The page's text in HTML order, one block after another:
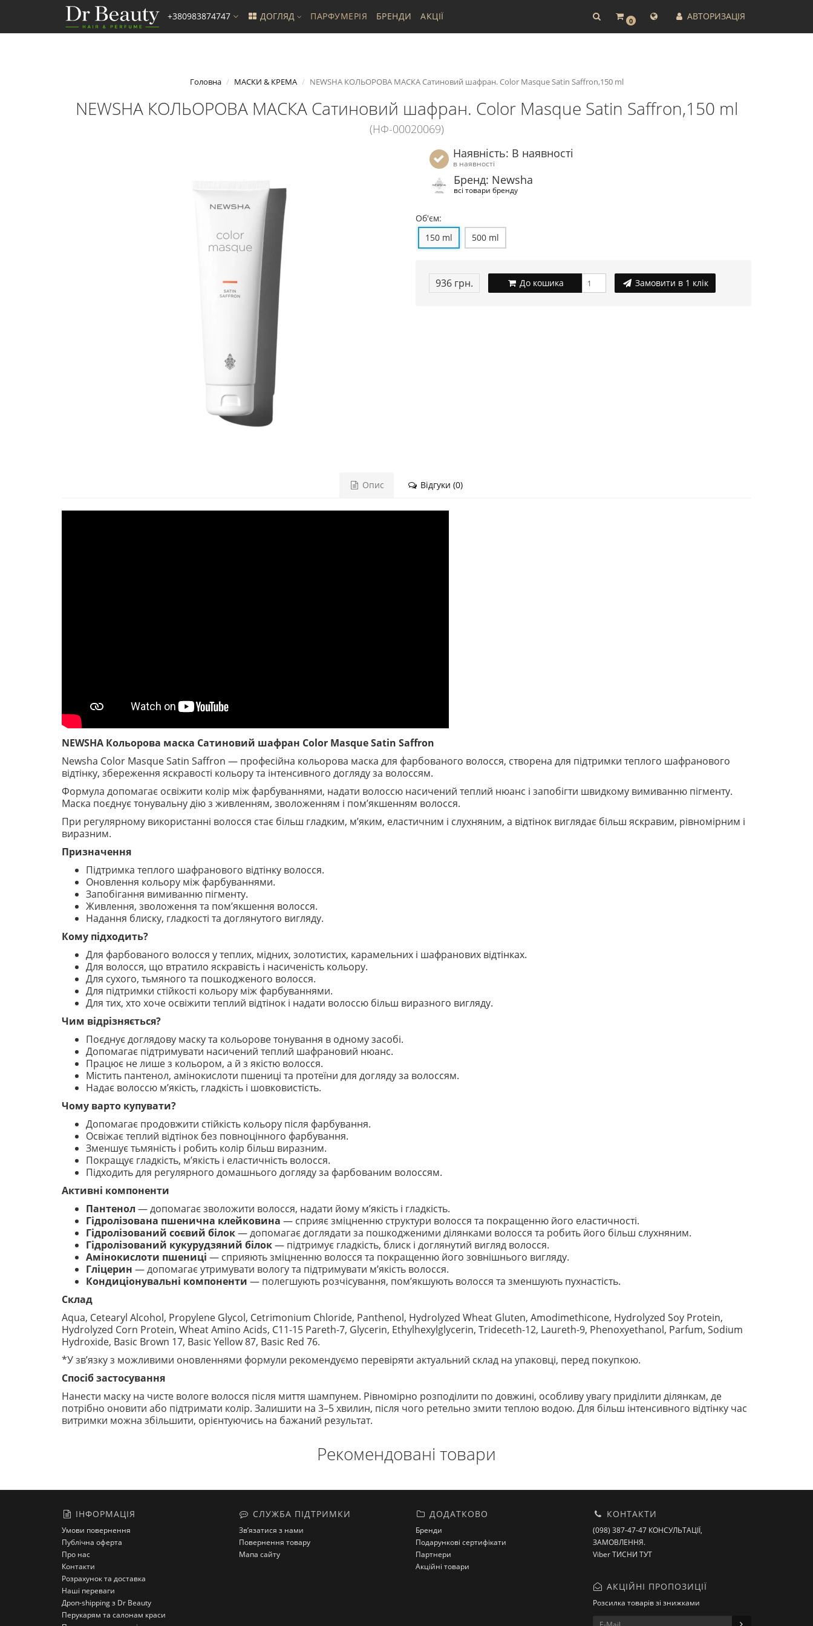
0 АВТОРИЗАЦІЯ
+380983874747 ДОГЛЯД ПАРФУМЕРІЯ БРЕНДИ АКЦІЇ
Головна МАСКИ & КРЕМА NEWSHA КОЛЬОРОВА МАСКА Сатиновий шафран. Color Masque Satin Saffron,150 ml
NEWSHA КОЛЬОРОВА МАСКА Сатиновий шафран. Color Masque Satin Saffron,150 ml
(НФ-00020069)
Наявність: В наявності
в наявності
Бренд: Newsha
всі товари бренду
Об'єм:
150 ml
500 ml
936 грн. До кошика Замовити в 1 клік
Опис Відгуки (0)
NEWSHA Кольорова маска Сатиновий шафран Color Masque Satin Saffron
Newsha Color Masque Satin Saffron — професійна кольорова маска для фарбованого волосся, створена для підтримки теплого шафранового
відтінку, збереження яскравості кольору та інтенсивного догляду за волоссям.
Формула допомагає освіжити колір між фарбуваннями, надати волоссю насичений теплий нюанс і запобігти швидкому вимиванню пігменту.
Маска поєднує тонувальну дію з живленням, зволоженням і пом’якшенням волосся.
При регулярному використанні волосся стає більш гладким, м’яким, еластичним і слухняним, а відтінок виглядає більш яскравим, рівномірним і
виразним.
Призначення
Підтримка теплого шафранового відтінку волосся.
Оновлення кольору між фарбуваннями.
Запобігання вимиванню пігменту.
Живлення, зволоження та пом’якшення волосся.
Надання блиску, гладкості та доглянутого вигляду.
Кому підходить?
Для фарбованого волосся у теплих, мідних, золотистих, карамельних і шафранових відтінках.
Для волосся, що втратило яскравість і насиченість кольору.
Для сухого, тьмяного та пошкодженого волосся.
Для підтримки стійкості кольору між фарбуваннями.
Для тих, хто хоче освіжити теплий відтінок і надати волоссю більш виразного вигляду.
Чим відрізняється?
Поєднує доглядову маску та кольорове тонування в одному засобі.
Допомагає підтримувати насичений теплий шафрановий нюанс.
Працює не лише з кольором, а й з якістю волосся.
Містить пантенол, амінокислоти пшениці та протеїни для догляду за волоссям.
Надає волоссю м’якість, гладкість і шовковистість.
Чому варто купувати?
Допомагає продовжити стійкість кольору після фарбування.
Освіжає теплий відтінок без повноцінного фарбування.
Зменшує тьмяність і робить колір більш виразним.
Покращує гладкість, м’якість і еластичність волосся.
Підходить для регулярного домашнього догляду за фарбованим волоссям.
Активні компоненти
Пантенол — допомагає зволожити волосся, надати йому м’якість і гладкість.
Гідролізована пшенична клейковина — сприяє зміцненню структури волосся та покращенню його еластичності.
Гідролізований соєвий білок— допомагає доглядати за пошкодженими ділянками волосся та робить його більш слухняним.
Гідролізований кукурудзяний білок— підтримує гладкість, блиск і доглянутий вигляд волосся.
Амінокислоти пшениці — сприяють зміцненню волосся та покращенню його зовнішнього вигляду.
Гліцерин — допомагає утримувати вологу та підтримувати м’якість волосся.
Кондиціонувальні компоненти — полегшують розчісування, пом’якшують волосся та зменшують пухнастість.
Склад
Aqua, Cetearyl Alcohol, Propylene Glycol, Cetrimonium Chloride, Panthenol, Hydrolyzed Wheat Gluten, Amodimethicone, Hydrolyzed Soy Protein,
Hydrolyzed Corn Protein, Wheat Amino Acids, C11-15 Pareth-7, Glycerin, Ethylhexylglycerin, Trideceth-12, Laureth-9, Phenoxyethanol, Parfum, Sodium
Hydroxide, Basic Brown 17, Basic Yellow 87, Basic Red 76.
*У зв’язку з можливими оновленнями формули рекомендуємо перевіряти актуальний склад на упаковці, перед покупкою.
Спосіб застосування
Нанести маску на чисте вологе волосся після миття шампунем. Рівномірно розподілити по довжині, особливу увагу приділити ділянкам, де
потрібно оновити або підтримати колір. Залишити на 3–5 хвилин, після чого ретельно змити теплою водою. Для більш інтенсивного відтінку час
витримки можна збільшити, орієнтуючись на бажаний результат.
Рекомендовані товари
ІНФОРМАЦІЯ
Умови повернення
Публічна оферта
Про нас
Контакти
Розрахунок та доставка
Наші переваги
Дроп-shipping з Dr Beauty
Перукарям та салонам краси
СЛУЖБА ПІДТРИМКИ
Зв’язатися з нами
Повернення товару
Мапа сайту
ДОДАТКОВО
Бренди
Подарункові сертифікати
Партнери
Акційні товари
КОНТАКТИ
(098) 387-47-47 КОНСУЛЬТАЦІЇ,
ЗАМОВЛЕННЯ.
Viber ТИСНИ ТУТ
АКЦІЙНІ ПРОПОЗИЦІЇ
Розсилка товарів зі знижками